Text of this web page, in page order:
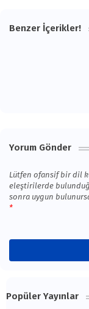
Benzer İçerikler!
Yorum Gönder
Lütfen ofansif bir dil
eleştirilerde
sonra uygun
Popüler Yayınlar